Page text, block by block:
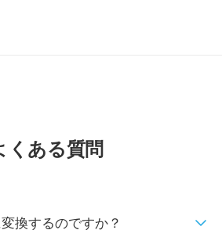
くある質問
換するのですか？